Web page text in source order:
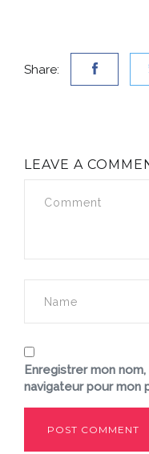
Share:
LEAVE A
Enregistrer mon
navigateur pour mon